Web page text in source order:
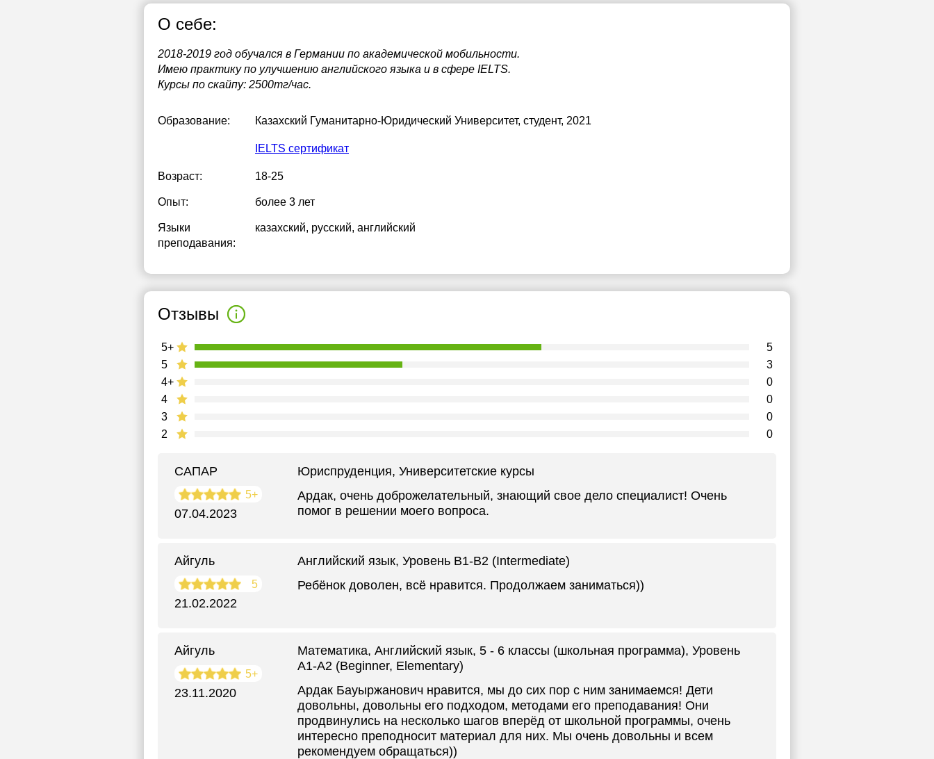
О себе:
2018-2019 год обучался в Германии по академической мобильности.
Имею практику по улучшению английского языка и в сфере IELTS.
Курсы по скайпу: 2500тг/час.
Образование: Казахский Гуманитарно-Юридический Университет, студент, 2021
IELTS сертификат
Возраст: 18-25
Опыт: более 3 лет
Языки
преподавания:
казахский, русский, английский
Отзывы
2 0
3 0
4 0
4+ 0
5 3
5+ 5
САПАР
5+
07.04.2023
Юриспруденция, Университетские курсы
Ардак, очень доброжелательный, знающий свое дело специалист! Очень
помог в решении моего вопроса.
Айгуль
5
21.02.2022
Английский язык, Уровень B1-B2 (Intermediate)
Ребёнок доволен, всё нравится. Продолжаем заниматься))
Айгуль
5+
23.11.2020
Математика, Английский язык, 5 - 6 классы (школьная программа), Уровень
А1-А2 (Beginner, Elementary)
Ардак Бауыржанович нравится, мы до сих пор с ним занимаемся! Дети
довольны, довольны его подходом, методами его преподавания! Они
продвинулись на несколько шагов вперёд от школьной программы, очень
интересно преподносит материал для них. Мы очень довольны и всем
рекомендуем обращаться))
18:30
19:30
20:00
18:00
18:30
19:30
18:00
18:30
19:30